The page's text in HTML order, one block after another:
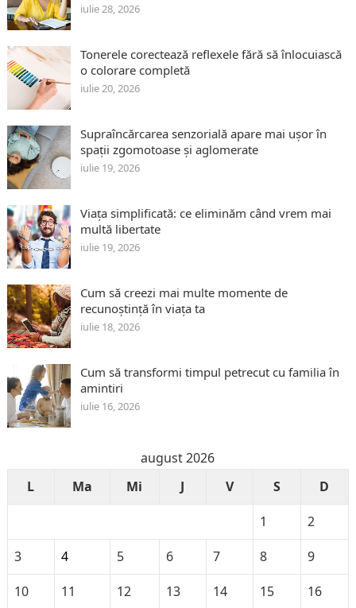
iulie 28, 2026
Tonerele corectează reflexele fără să înlocuiască
o colorare completă
iulie 20, 2026
Supraîncărcarea senzorială apare mai ușor în
spații zgomotoase și aglomerate
iulie 19, 2026
Viața simplificată: ce eliminăm când vrem mai
multă libertate
iulie 19, 2026
Cum să creezi mai multe momente de
recunoștință în viața ta
iulie 18, 2026
Cum să transformi timpul petrecut cu familia în
amintiri
iulie 16, 2026
august 2026
L
Ma Mi J V S
D
1
2
3
4 5 6 7 8
9
10
11 12 13 14 15
16